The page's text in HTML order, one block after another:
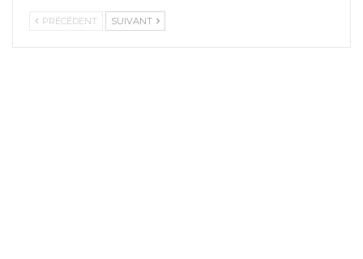
PRÉCÉDENT SUIVANT